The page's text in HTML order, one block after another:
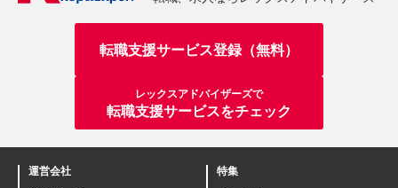
転職支援サービス登録（無料）
レックスアドバイザーズで
転職支援サービスをチェック
運営会社
特集